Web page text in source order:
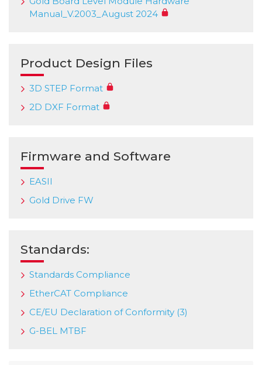
Manual_V.2003_August 2024
Product Design Files
3D STEP Format
2D DXF Format
Firmware and Software
EASII
Gold Drive FW
Standards:
Standards Compliance
EtherCAT Compliance
CE/EU Declaration of Conformity (3)
G-BEL MTBF